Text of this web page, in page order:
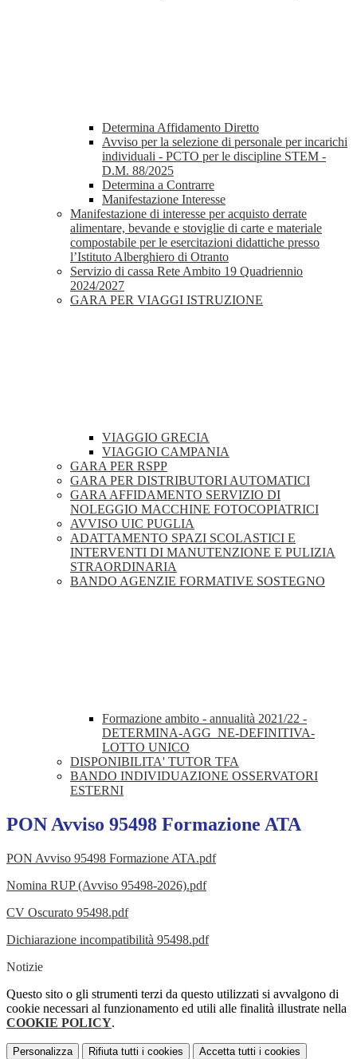
Determina Affidamento Diretto
Avviso per la selezione di personale per incarichi
individuali - PCTO per le discipline STEM -
D.M. 88/2025
Determina a Contrarre
Manifestazione Interesse
Manifestazione di interesse per acquisto derrate
alimentare, bevande e stoviglie di carte e materiale
compostabile per le esercitazioni didattiche presso
l’Istituto Alberghiero di Otranto
Servizio di cassa Rete Ambito 19 Quadriennio
2024/2027
GARA PER VIAGGI ISTRUZIONE
VIAGGIO GRECIA
VIAGGIO CAMPANIA
GARA PER RSPP
GARA PER DISTRIBUTORI AUTOMATICI
GARA AFFIDAMENTO SERVIZIO DI
NOLEGGIO MACCHINE FOTOCOPIATRICI
AVVISO UIC PUGLIA
ADATTAMENTO SPAZI SCOLASTICI E
INTERVENTI DI MANUTENZIONE E PULIZIA
STRAORDINARIA
BANDO AGENZIE FORMATIVE SOSTEGNO
Formazione ambito - annualità 2021/22 -
DETERMINA-AGG_NE-DEFINITIVA-
LOTTO UNICO
DISPONIBILITA' TUTOR TFA
BANDO INDIVIDUAZIONE OSSERVATORI
ESTERNI
PON Avviso 95498 Formazione ATA
PON Avviso 95498 Formazione ATA.pdf
Nomina RUP (Avviso 95498-2026).pdf
CV Oscurato 95498.pdf
Dichiarazione incompatibilità 95498.pdf
Notizie
Questo sito o gli strumenti terzi da questo utilizzati si avvalgono di
cookie necessari al funzionamento ed utili alle finalità illustrate nella
COOKIE POLICY.
Personalizza Rifiuta tutti i cookies Accetta tutti i cookies